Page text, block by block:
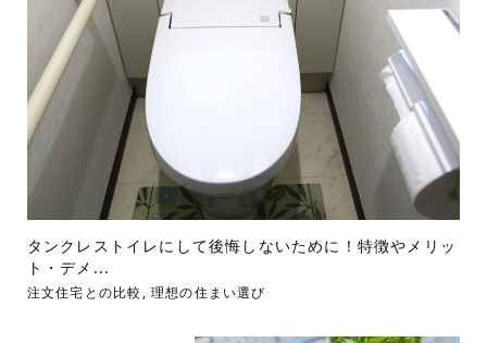
タンクレストイレにして後悔しないために！特徴やメリッ
ト・デメ...
注文住宅との比較 , 理想の住まい選び